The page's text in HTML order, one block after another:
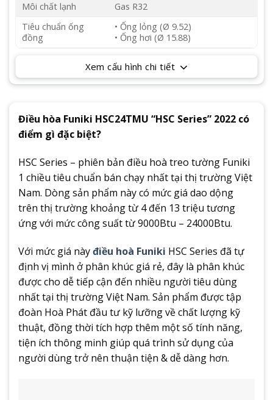
Điều hòa Funiki HSC24TMU “HSC Series” 2022 có
điểm gì đặc biệt?
HSC Series – phiên bản điều hoà treo tường Funiki
1 chiều tiêu chuẩn bán chạy nhất tại thị trường Việt
Nam. Dòng sản phẩm này có mức giá dao dộng
trên thị trường khoảng từ 4 đến 13 triệu tương
ứng với mức công suất từ 9000Btu – 24000Btu.
Với mức giá nàyđiều hoà Funiki HSC Series đã tự
định vị mình ở phân khúc giá rẻ, đây là phân khúc
được cho dễ tiếp cận đến nhiều người tiêu dùng
nhất tại thị trường Việt Nam. Sản phẩm được tập
đoàn Hoà Phát đầu tư kỹ lưỡng về chất lượng kỹ
thuật, đồng thời tích hợp thêm một số tính năng,
tiện ích thông minh giúp quá trình sử dụng của
người dùng trở nên thuận tiện & dễ dàng hơn.
Môi chất lạnh
Gas R32
Tiêu chuẩn ống
đồng
• Ống lỏng (Ø 9.52)
• Ống hơi (Ø 15.88)
Xem cấu hình chi tiết